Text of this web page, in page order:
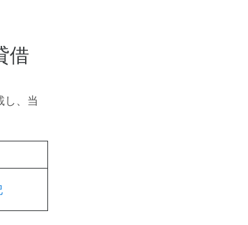
借
し、当